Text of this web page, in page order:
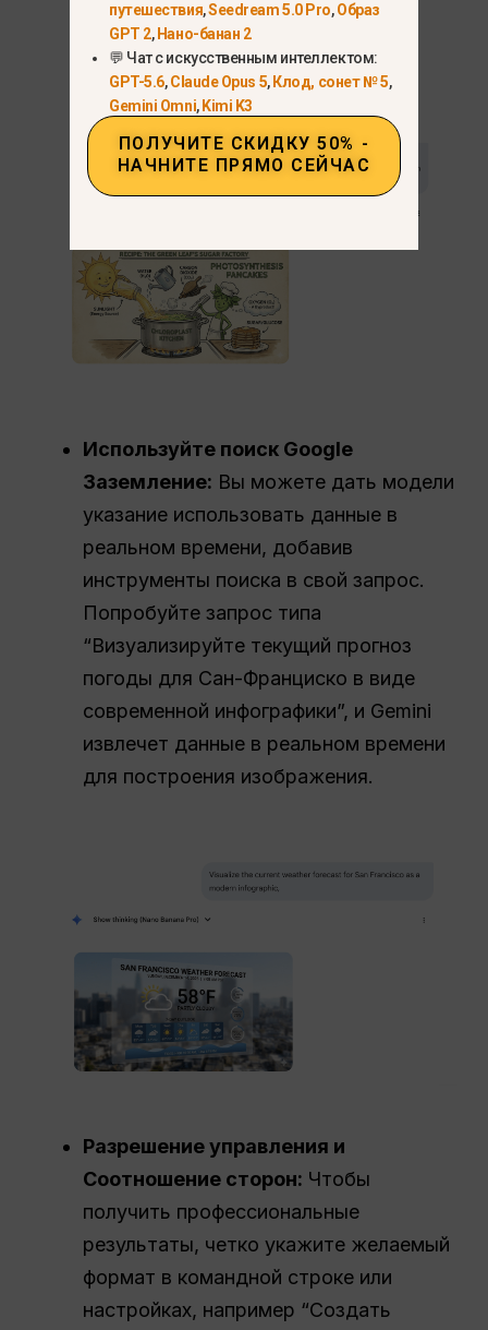
ингредиент”, позволяет модели
рассуждать на основе аналогии.
Используйте поиск Google
Заземление: Вы можете дать модели
указание использовать данные в
реальном времени, добавив
инструменты поиска в свой запрос.
Попробуйте запрос типа
“Визуализируйте текущий прогноз
погоды для Сан-Франциско в виде
современной инфографики”, и Gemini
извлечет данные в реальном времени
для построения изображения.
Разрешение управления и
Соотношение сторон: Чтобы
получить профессиональные
результаты, четко укажите желаемый
формат в командной строке или
настройках, например “Создать
путешествия,Seedream 5.0 Pro,Образ
GPT 2,Нано-банан 2
💬 Чат с искусственным интеллектом:
GPT-5.6,Claude Opus 5,Клод, сонет № 5,
Gemini Omni,Kimi K3
ПОЛУЧИТЕ СКИДКУ 50% -
НАЧНИТЕ ПРЯМО СЕЙЧАС